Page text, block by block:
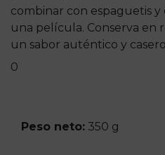
combinar con espaguetis
una película. Conserva en
un sabor auténtico y
0
Peso neto: 350 g